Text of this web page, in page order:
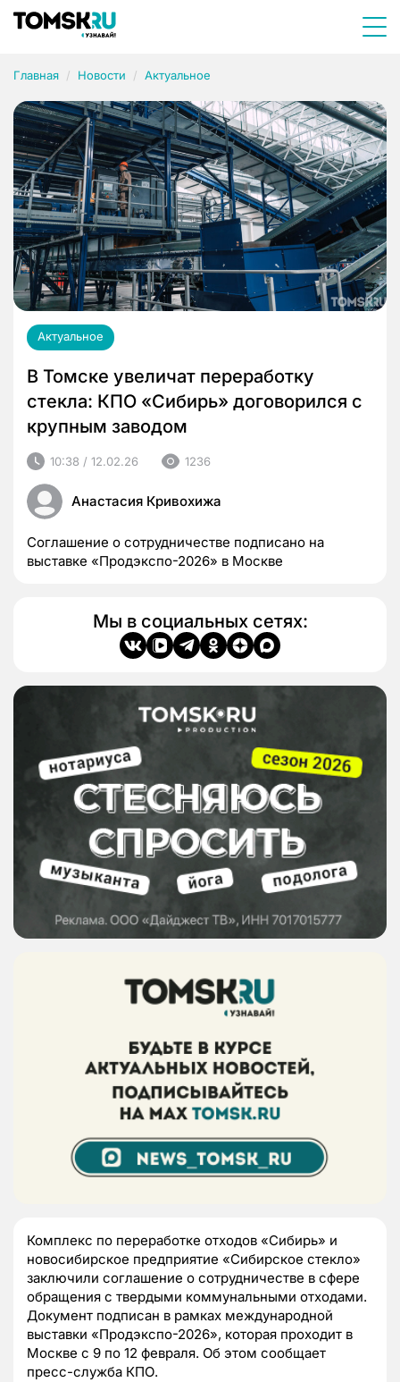
Главная Новости Актуальное
Актуальное
В Томске увеличат переработку
стекла: КПО «Сибирь» договорился с
крупным заводом
10:38 / 12.02.26 1236
Анастасия Кривохижа
Соглашение о сотрудничестве подписано на
выставке «Продэкспо-2026» в Москве
Мы в социальных сетях:
Комплекс по переработке отходов «Сибирь» и
новосибирское предприятие «Сибирское стекло»
заключили соглашение о сотрудничестве в сфере
обращения с твердыми коммунальными отходами.
Документ подписан в рамках международной
выставки «Продэкспо-2026», которая проходит в
Москве с 9 по 12 февраля. Об этом сообщает
пресс-служба КПО.